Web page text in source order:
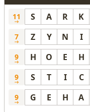
11 S A R K
7 Z Y N I
9 H O E H
9 S T I C
9 G E H A